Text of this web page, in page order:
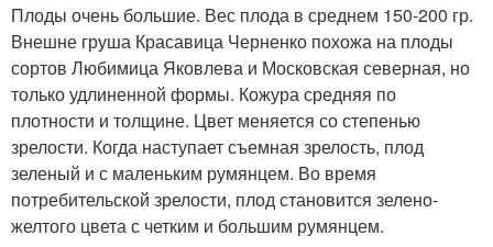
Плоды очень большие. Вес плода в среднем 150-200 гр.
Внешне груша Красавица Черненко похожа на плоды
сортов Любимица Яковлева и Московская северная, но
только удлиненной формы. Кожура средняя по
плотности и толщине. Цвет меняется со степенью
зрелости. Когда наступает съемная зрелость, плод
зеленый и с маленьким румянцем. Во время
потребительской зрелости, плод становится зелено-
желтого цвета с четким и большим румянцем.